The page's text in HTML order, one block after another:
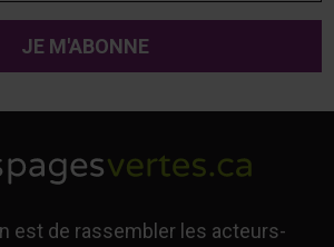
est de rassembler les acteurs-